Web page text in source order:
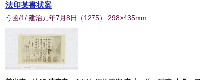
法印某書状案
う函/1/ 建治元年7月8日 （1275） 298×435mm